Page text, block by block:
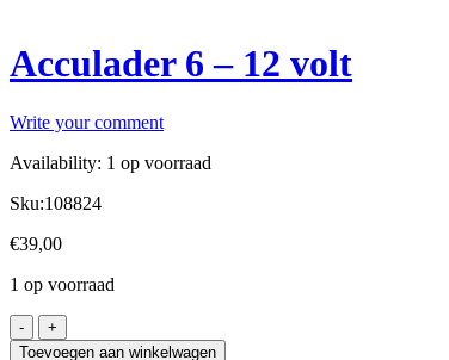
Acculader 6 – 12 volt
Write your comment
Availability: 1 op voorraad
Sku:108824
€39,00
1 op voorraad
Toevoegen aan winkelwagen